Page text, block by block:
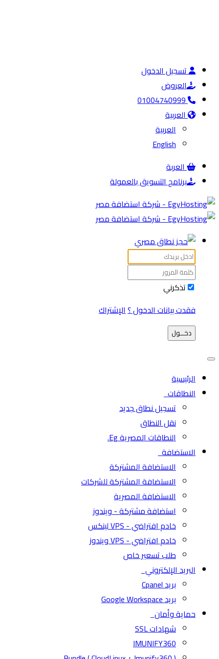
تسجيل الدخول
العروض
01004740999
العربية
العربية
English
العربة
برنامج التسويق بالعمولة
تذكرني
فقدت بيانات الدخول ؟الإشتراك
دخـــول
الرئيسية
النطاقات
تسجيل نطاق جديد
نقل النطاق
النطاقات المصرية Eg.
الاستضافة
الاستضافة المشتركة
الاستضافة المشتركة للشركات
الاستضافة المصرية
استضافة مشتركة - ويندوز
خادم افتراضي - VPS لينكس
خادم افتراضي - VPS ويندوز
طلب تسعير خاص
البريد الإلكتروني
بريد Cpanel
بريد Google Workspace
حماية وأمان
شهادات SSL
IMUNIFY360